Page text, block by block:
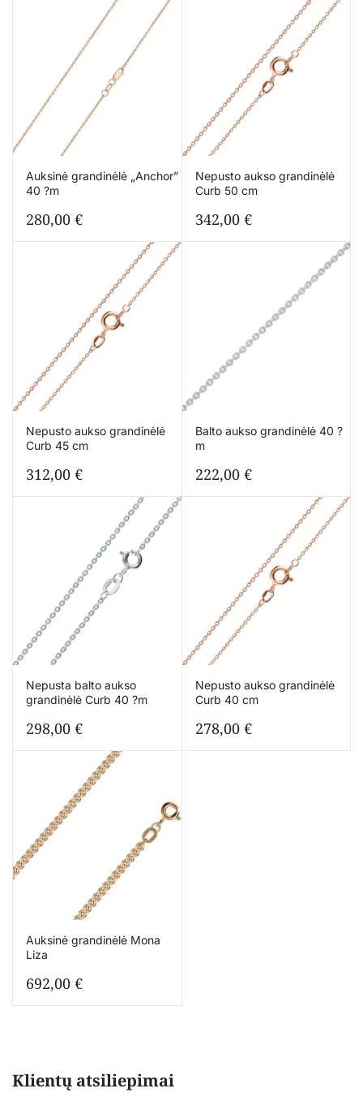
Auksinė grandinėlė „Anchor”
40 ?m
280,00 €
Nepusto aukso grandinėlė
Curb 50 cm
342,00 €
Nepusto aukso grandinėlė
Curb 45 cm
312,00 €
Balto aukso grandinėlė 40 ?
m
222,00 €
Nepusta balto aukso
grandinėlė Curb 40 ?m
298,00 €
Nepusto aukso grandinėlė
Curb 40 cm
278,00 €
Auksinė grandinėlė Mona
Liza
692,00 €
Klientų atsiliepimai